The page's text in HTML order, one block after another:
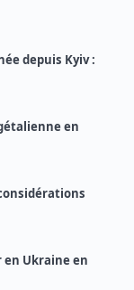
depuis Kyiv :
en
en Ukraine en